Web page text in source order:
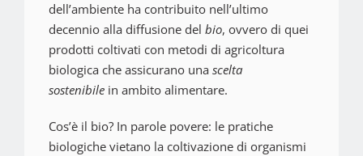
dell’ambiente ha contribuito nell’ultimo
decennio alla diffusione del bio, ovvero di quei
prodotti coltivati con metodi di agricoltura
biologica che assicurano una scelta
sostenibile in ambito alimentare.
Cos’è il bio? In parole povere: le pratiche
biologiche vietano la coltivazione di organismi